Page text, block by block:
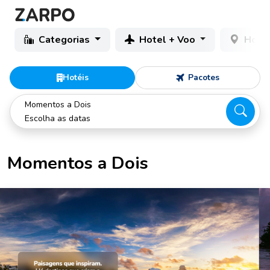
Categorias Hotel + Voo
Hotéis Pacotes
Momentos a Dois
Escolha as datas
Momentos a Dois